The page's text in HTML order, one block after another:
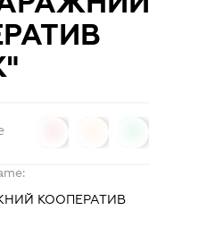
КООПЕРАТИВ